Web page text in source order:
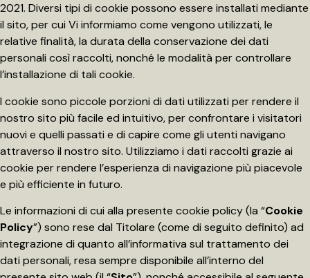
2021. Diversi tipi di cookie possono essere installati mediante
il sito, per cui Vi informiamo come vengono utilizzati, le
relative finalità, la durata della conservazione dei dati
personali così raccolti, nonché le modalità per controllare
l’installazione di tali cookie.
I cookie sono piccole porzioni di dati utilizzati per rendere il
nostro sito più facile ed intuitivo, per confrontare i visitatori
nuovi e quelli passati e di capire come gli utenti navigano
attraverso il nostro sito. Utilizziamo i dati raccolti grazie ai
cookie per rendere l’esperienza di navigazione più piacevole
e più efficiente in futuro.
Le informazioni di cui alla presente cookie policy (la “Cookie
Policy”) sono rese dal Titolare (come di seguito definito) ad
integrazione di quanto all’informativa sul trattamento dei
dati personali, resa sempre disponibile all’interno del